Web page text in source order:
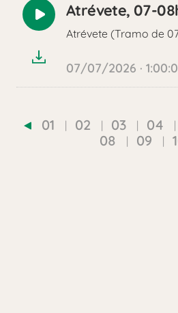
Reproducir
audio
Atrévete, 07-
Atrévete (Tramo de
07/07/2026 ·
01 02 03 04
08
09